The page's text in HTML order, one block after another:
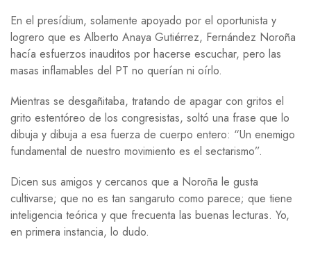
En el presídium, solamente apoyado por el oportunista y
logrero que es Alberto Anaya Gutiérrez, Fernández Noroña
hacía esfuerzos inauditos por hacerse escuchar, pero las
masas inflamables del PT no querían ni oírlo.
Mientras se desgañitaba, tratando de apagar con gritos el
grito estentóreo de los congresistas, soltó una frase que lo
dibuja y dibuja a esa fuerza de cuerpo entero: “Un enemigo
fundamental de nuestro movimiento es el sectarismo”.
Dicen sus amigos y cercanos que a Noroña le gusta
cultivarse; que no es tan sangaruto como parece; que tiene
inteligencia teórica y que frecuenta las buenas lecturas. Yo,
en primera instancia, lo dudo.